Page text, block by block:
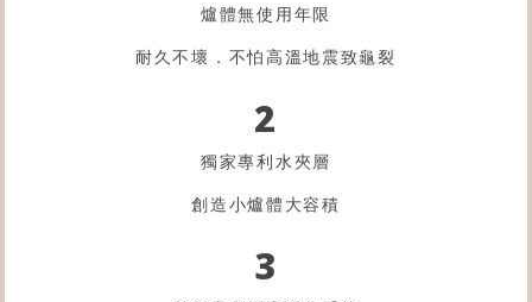
爐體無使用年限
耐久不壞．不怕高溫地震致龜裂
2
獨家專利水夾層
創造小爐體大容積
3